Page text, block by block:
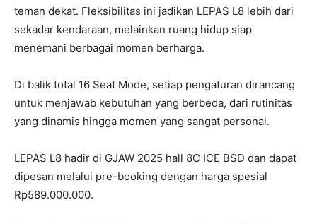
teman dekat. Fleksibilitas ini jadikan LEPAS L8 lebih dari
sekadar kendaraan, melainkan ruang hidup siap
menemani berbagai momen berharga.
Di balik total 16 Seat Mode, setiap pengaturan dirancang
untuk menjawab kebutuhan yang berbeda, dari rutinitas
yang dinamis hingga momen yang sangat personal.
LEPAS L8 hadir di GJAW 2025 hall 8C ICE BSD dan dapat
dipesan melalui pre-booking dengan harga spesial
Rp589.000.000.